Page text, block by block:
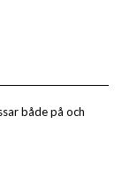
både på och